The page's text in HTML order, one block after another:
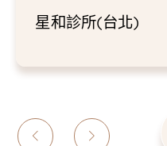
仁愛星和診所